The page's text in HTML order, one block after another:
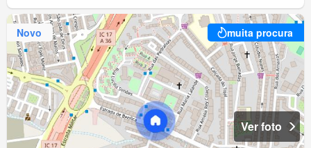
Novo muita procura
Ver foto